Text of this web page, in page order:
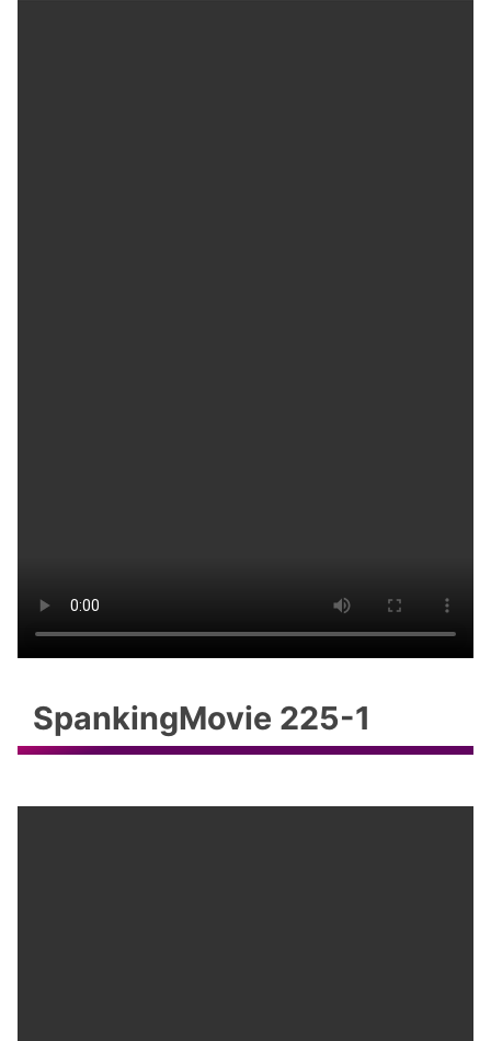
SpankingMovie 225-1